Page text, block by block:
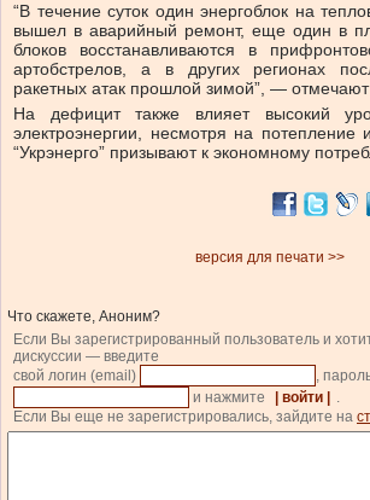
“В течение суток один энергоблок на
вышел в аварийный ремонт, еще один в
блоков восстанавливаются в
артобстрелов, а в других регионах
ракетных атак прошлой зимой”, — отмечают
На дефицит также влияет высокий
электроэнергии, несмотря на
“Укрэнерго” призывают к экономному
версия для печати >>
Что скажете, Аноним?
Если Вы зарегистрированный пользователь и
дискуссии — введите
свой логин (email)
,
и нажмите
| войти |
.
Если Вы еще не зарегистрировались, зайдите на